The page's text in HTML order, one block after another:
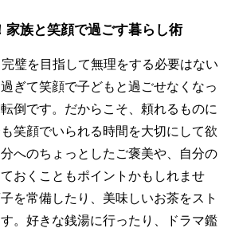
家族と笑顔で過ごす暮らし術
完璧を目指して無理をする必要はない
ぎて笑顔で子どもと過ごせなくなっ
倒です。だからこそ、頼れるものに
笑顔でいられる時間を大切にして欲
へのちょっとしたご褒美や、自分の
おくこともポイントかもしれませ
を常備したり、美味しいお茶をスト
。好きな銭湯に行ったり、ドラマ鑑